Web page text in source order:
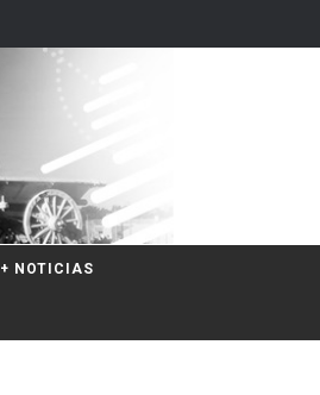
+ NOTICIAS